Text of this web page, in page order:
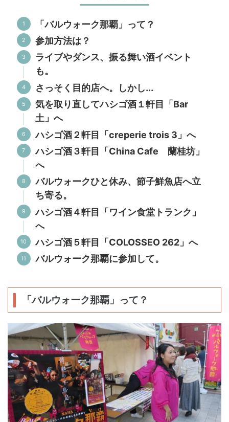
「バルウォーク那覇」って？
参加方法は？
ライブやダンス、振る舞い酒イベント
も。
さっそく目的店へ。しかし...
気を取り直してハシゴ酒１軒目「Bar
土」へ
ハシゴ酒２軒目「creperie trois 3」へ
ハシゴ酒３軒目「China Cafe 蘭桂坊」
へ
バルウォークひと休み、節子鮮魚店へ立
ち寄る。
ハシゴ酒４軒目「ワイン食堂トランク」
へ
ハシゴ酒５軒目「COLOSSEO 262」へ
バルウォーク那覇に参加して。
「バルウォーク那覇」って？